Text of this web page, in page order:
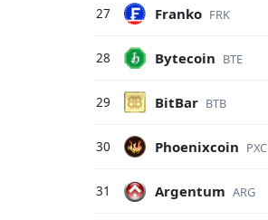
27 Franko FRK
28 Bytecoin BTE
29 BitBar BTB
30 Phoenixcoin PXC
31 Argentum ARG